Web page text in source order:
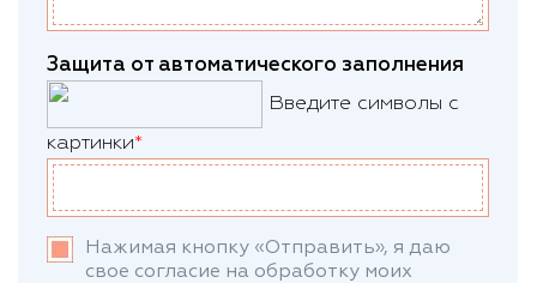
Защита от автоматического заполнения
Введите символы с
картинки*
Нажимая кнопку «Отправить», я даю
свое согласие на обработку моих